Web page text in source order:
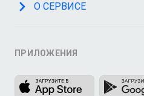
О СЕРВИСЕ
ПРИЛОЖЕНИЯ